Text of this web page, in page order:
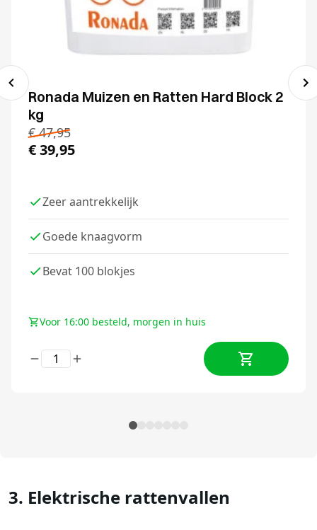
Ronada Muizen en Ratten Hard Block 2
kg
€47,95
€39,95
Zeer aantrekkelijk
Goede knaagvorm
Bevat 100 blokjes
Voor 16:00 besteld, morgen in huis
3. Elektrische rattenvallen